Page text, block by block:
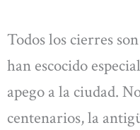
Todos los cierres
han escocido
apego a la ciudad.
centenarios, la